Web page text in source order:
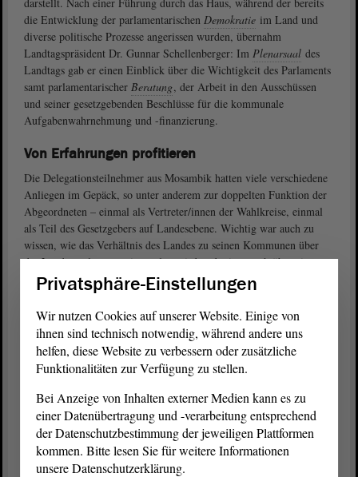
die Entwicklung der parlamentarischen Demokratie im Land und
diverse politische Prozesse angerissen wurden, übernahm
Landtagspräsident Dr. Gunnar Schellenberger: Im Plenarsaal des
Landtags gab er einen Einblick über die Wichtigkeit des Parlaments
samt parlamentarischer Beratung, der Arbeit in den Ausschüssen
und seiner gesetzgebenden Beschlüsse für die kommunale
Aufgabenwahrnehmung und -finanzierung.
Von Erfahrungen profitieren
Die Delegationsteilnehmer aus Mosambik hatten viele verschiedene
Anliegen im Gepäck, so unter anderem zur doppelten Funktion der
Abgeordneten – einmal als Vertreter/innen der Wahlkreise, einmal
als Teil des Gesetzgebers auf Landesebene. Wichtig war auch zu
wissen, wie das Verhältnis des Landes zu seinen Kommunen über
das Landesparlament mitgestaltet wird und wie – auch über einen
Mehrheitswechsel hinweg – dabei die Stabilität und Kontinuität der
Landespolitik gegenüber den Kommunen sichergestellt wird.
Wichtige Stichworte war hier das Finanzausgleichsgesetz, die
Entscheidung für ein Grundsteuermodell und die Unterstützung der
Kommunen in Not- und Sondersituationen (Flut, Pandemie,
Geflüchtete). Da auch in Mosambik das Thema Gebietsreformen
aktuell ist, könnte – eingedenk der eigenen Erfahrungen – wohl
niemand besser auf ausstehende Fragen antworten als das Sachsen-
Anhalt. In den kommenden Tagen wird die Delegation unter
anderem noch auf Vertreter/innen der Finanzministerien des Landes
Sachsen-Anhalt und des Bundes zusammentreffen.
Privatsphäre-Einstellungen
Wir nutzen Cookies auf unserer Website. Einige von
ihnen sind technisch notwendig, während andere uns
helfen, diese Website zu verbessern oder zusätzliche
Funktionalitäten zur Verfügung zu stellen.
Bei Anzeige von Inhalten externer Medien kann es zu
einer Datenübertragung und -verarbeitung entsprechend
der Datenschutzbestimmung der jeweiligen Plattformen
kommen. Bitte lesen Sie für weitere Informationen
unsere Datenschutzerklärung.